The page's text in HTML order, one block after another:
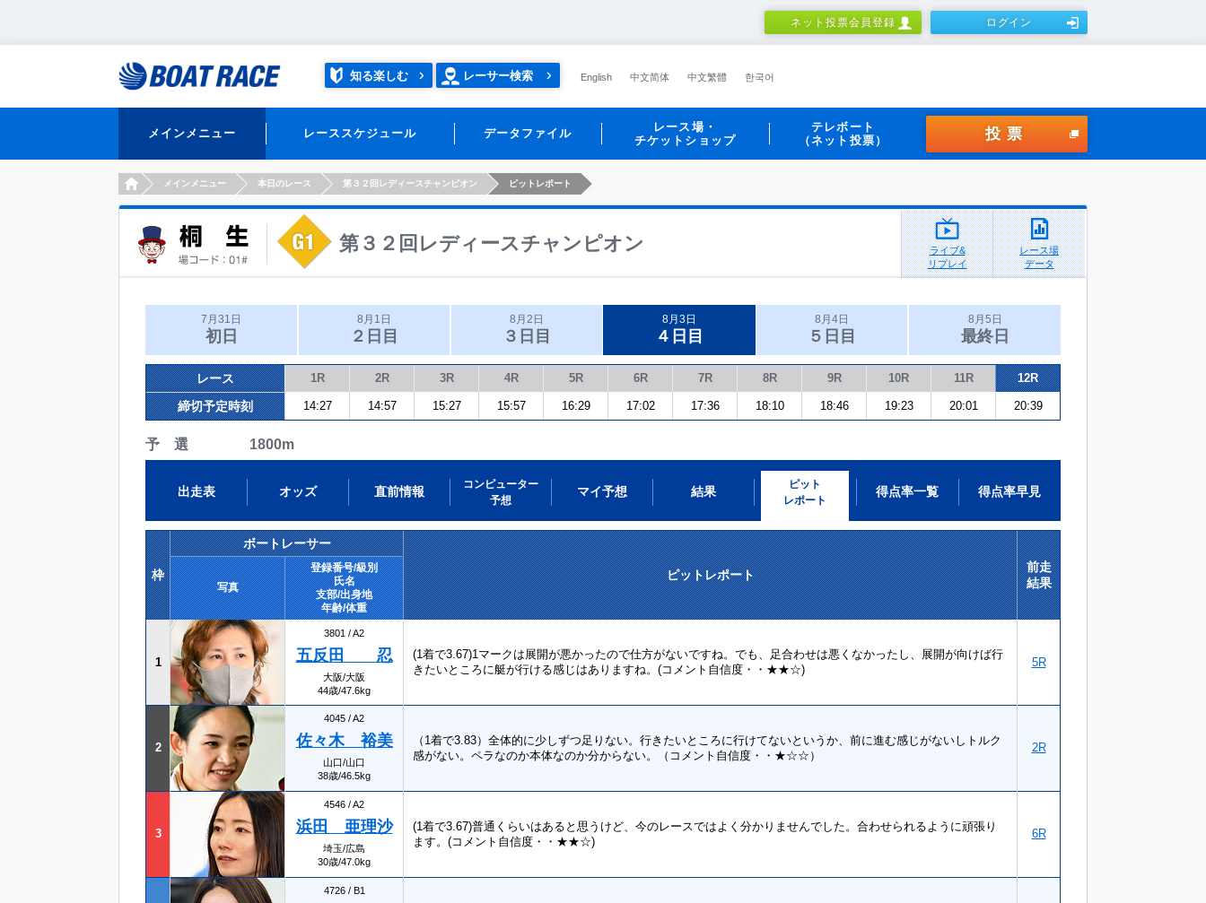
ネット投票会員登録 ログイン
知る楽しむ レーサー検索 English 中文简体 中文繁體 한국어
メインメニュー レーススケジュール データファイル
レース場・
チケットショップ
テレボート
（ネット投票）
投票
HOMEメインメニュー 本日のレース 第３２回レディースチャンピオン ピットレポート
第３２回レディースチャンピオン
ライブ&
リプレイ
レース場
データ
7月31日
初日
8月1日
２日目
8月2日
３日目
8月3日
４日目
8月4日
５日目
8月5日
最終日
レース 1R 2R 3R 4R 5R 6R 7R 8R 9R 10R 11R 12R
締切予定時刻 14:27 14:57 15:27 15:57 16:29 17:02 17:36 18:10 18:46 19:23 20:01 20:39
予 選 1800m
出走表 オッズ 直前情報
コンピューター
予想
マイ予想 結果
ピット
レポート
得点率一覧 得点率早見
枠
ボートレーサー
ピットレポート
前走
結果
写真
登録番号/級別
氏名
支部/出身地
年齢/体重
1
3801 / A2
五反田 忍
大阪/大阪
44歳/47.6kg
(1着で3.67)1マークは展開が悪かったので仕方がないですね。でも、足合わせは悪くなかったし、展開が向けば行
きたいところに艇が行ける感じはありますね。(コメント自信度・・★★☆)
5R
2
4045 / A2
佐々木 裕美
山口/山口
38歳/46.5kg
（1着で3.83）全体的に少しずつ足りない。行きたいところに行けてないというか、前に進む感じがないしトルク
感がない。ペラなのか本体なのか分からない。（コメント自信度・・★☆☆）
2R
3
4546 / A2
浜田 亜理沙
埼玉/広島
30歳/47.0kg
(1着で3.67)普通くらいはあると思うけど、今のレースではよく分かりませんでした。合わせられるように頑張り
ます。(コメント自信度・・★★☆)
6R
4726 / B1